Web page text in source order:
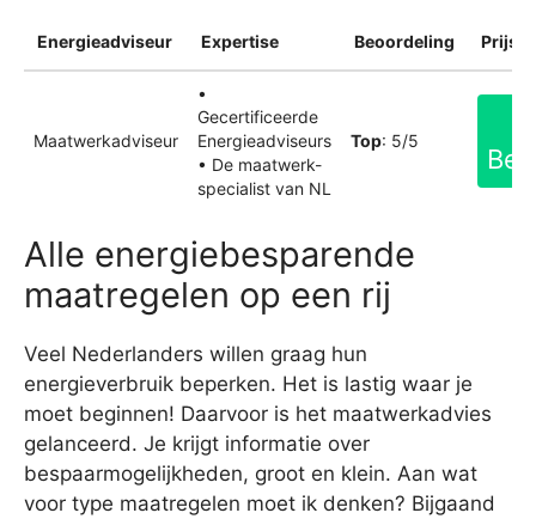
Energieadviseur Expertise Beoordeling
Maatwerkadviseur
•
Gecertificeerde
Energieadviseurs
• De maatwerk-
specialist van NL
Top: 5/5
Alle energiebesparende
maatregelen op een rij
Veel Nederlanders willen graag hun
energieverbruik beperken. Het is lastig waar je
moet beginnen! Daarvoor is het maatwerkadvies
gelanceerd. Je krijgt informatie over
bespaarmogelijkheden, groot en klein. Aan wat
voor type maatregelen moet ik denken? Bijgaand